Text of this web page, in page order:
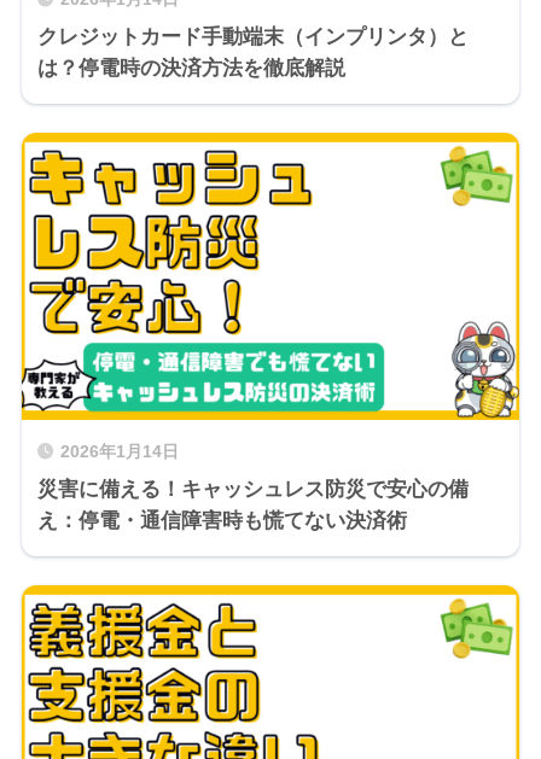
クレジットカード手動端末（インプリンタ）と
は？停電時の決済方法を徹底解説
2026年1月14日
災害に備える！キャッシュレス防災で安心の備
え：停電・通信障害時も慌てない決済術